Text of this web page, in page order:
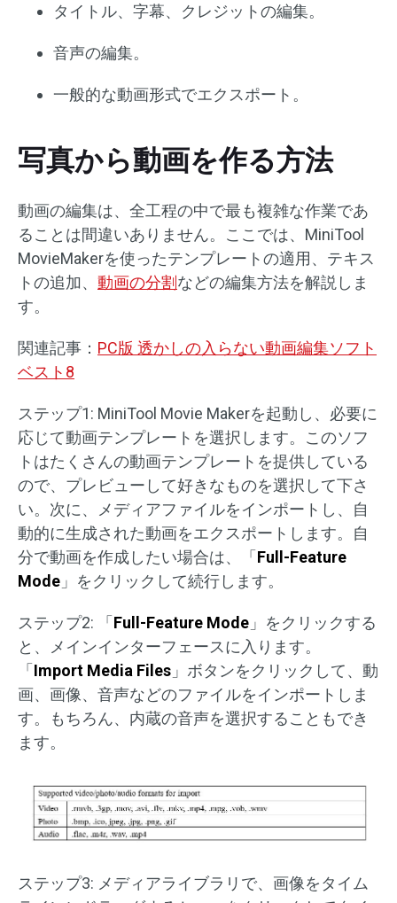
タイトル、字幕、クレジットの編集。
音声の編集。
一般的な動画形式でエクスポート。
写真から動画を作る方法
動画の編集は、全工程の中で最も複雑な作業であ
ることは間違いありません。ここでは、MiniTool
MovieMakerを使ったテンプレートの適用、テキス
トの追加、 動画の分割などの編集方法を解説しま
す。
関連記事： PC版 透かしの入らない動画編集ソフト
ベスト8
ステップ1: MiniTool Movie Makerを起動し、必要に
応じて動画テンプレートを選択します。このソフ
トはたくさんの動画テンプレートを提供している
ので、プレビューして好きなものを選択して下さ
い。次に、メディアファイルをインポートし、自
動的に生成された動画をエクスポートします。自
分で動画を作成したい場合は、「 Full-Feature
Mode 」をクリックして続行します。
ステップ2: 「 Full-Feature Mode 」をクリックする
と、メインインターフェースに入ります。
「 Import Media Files 」ボタンをクリックして、動
画、画像、音声などのファイルをインポートしま
す。もちろん、内蔵の音声を選択することもでき
ます。
ステップ3: メディアライブラリで、画像をタイム